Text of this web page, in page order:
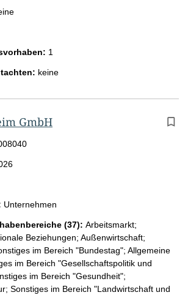
1
keine
GmbH
Unternehmen
(37): Arbeitsmarkt;
Beziehungen; Außenwirtschaft;
im Bereich "Bundestag"; Allgemeine
im Bereich "Gesellschaftspolitik und
im Bereich "Gesundheit";
Sonstiges im Bereich "Landwirtschaft und